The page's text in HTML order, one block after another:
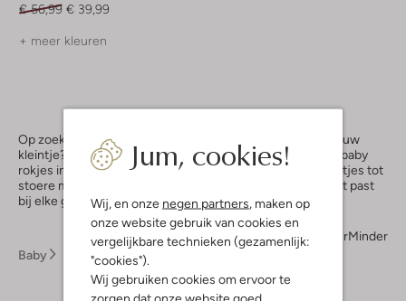
Jum, cookies!
Wij, en onze negen partners, maken op
onze website gebruik van cookies en
vergelijkbare technieken (gezamenlijk:
"cookies").
Wij gebruiken cookies om ervoor te
zorgen dat onze website goed
€ 56,99 € 39,99
+ meer kleuren
Op zoek naar een schattige baby rok die perfect is voor jouw
kleintje? Bij Omoda hebben we een uitgebreide collectie baby
rokjes in verschillende stijlen en materialen. Van lieve printjes tot
stoere modellen, je vindt gegarandeerd een rokje baby dat past
bij elke gelegenheid.
MeerMinder
Baby
Kleding Rokken